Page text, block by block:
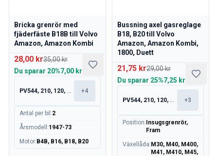
Bricka grenrör med
fjäderfäste B18B till Volvo
Amazon, Amazon Kombi
28,00 kr35,00 kr
Du sparar 20%7,00 kr
PV544, 210, 120, 130 +4
Antal per bil :2
Årsmodell :1947-73
Motor: B4B, B16, B18, B20
Bussning axel gasreglage
B18, B20 till Volvo
Amazon, Amazon Kombi,
1800, Duett
21,75 kr29,00 kr
Du sparar 25%7,25 kr
PV544, 210, 120, 130 +3
Position: Insugsgrenrör,
Fram
Växellåda: M30, M40, M400,
M41, M410, M45,